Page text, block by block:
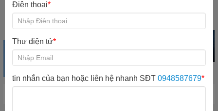
Khu vui chơi
trong nhà
Trampoline park Iti Game Giải trí
Điện thoại*
Thư điện tử*
tin nhắn của bạn hoặc liên hệ nhanh SĐT 0948587679*